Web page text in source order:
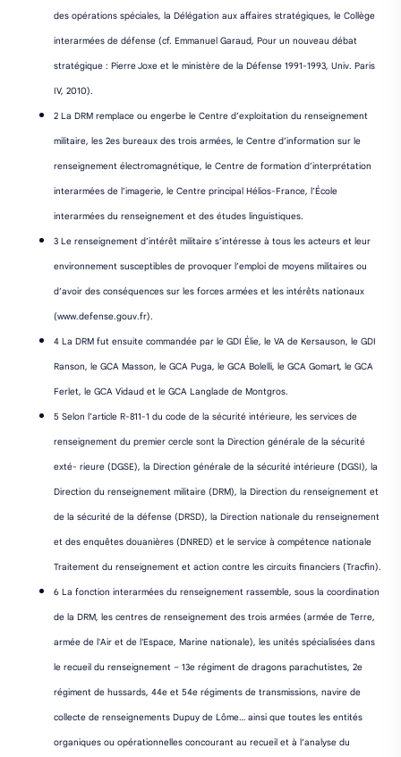
des opérations spéciales, la Délégation aux affaires stratégiques, le Collège
interarmées de défense (cf. Emmanuel Garaud, Pour un nouveau débat
stratégique : Pierre Joxe et le ministère de la Défense 1991-1993, Univ. Paris
IV, 2010).
2 La DRM remplace ou engerbe le Centre d’exploitation du renseignement
militaire, les 2es bureaux des trois armées, le Centre d’information sur le
renseignement électromagnétique, le Centre de formation d’interprétation
interarmées de l’imagerie, le Centre principal Hélios-France, l’École
interarmées du renseignement et des études linguistiques.
3 Le renseignement d’intérêt militaire s’intéresse à tous les acteurs et leur
environnement susceptibles de provoquer l’emploi de moyens militaires ou
d’avoir des conséquences sur les forces armées et les intérêts nationaux
(www.defense.gouv.fr).
4 La DRM fut ensuite commandée par le GDI Élie, le VA de Kersauson, le GDI
Ranson, le GCA Masson, le GCA Puga, le GCA Bolelli, le GCA Gomart, le GCA
Ferlet, le GCA Vidaud et le GCA Langlade de Montgros.
5 Selon l’article R-811-1 du code de la sécurité intérieure, les services de
renseignement du premier cercle sont la Direction générale de la sécurité
exté- rieure (DGSE), la Direction générale de la sécurité intérieure (DGSI), la
Direction du renseignement militaire (DRM), la Direction du renseignement et
de la sécurité de la défense (DRSD), la Direction nationale du renseignement
et des enquêtes douanières (DNRED) et le service à compétence nationale
Traitement du renseignement et action contre les circuits financiers (Tracfin).
6 La fonction interarmées du renseignement rassemble, sous la coordination
de la DRM, les centres de renseignement des trois armées (armée de Terre,
armée de l'Air et de l'Espace, Marine nationale), les unités spécialisées dans
le recueil du renseignement – 13e régiment de dragons parachutistes, 2e
régiment de hussards, 44e et 54e régiments de transmissions, navire de
collecte de renseignements Dupuy de Lôme… ainsi que toutes les entités
organiques ou opérationnelles concourant au recueil et à l’analyse du